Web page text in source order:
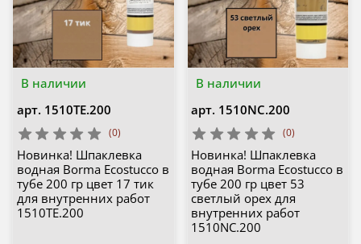
В наличии
арт. 1510TE.200
(0)
Новинка! Шпаклевка
водная Borma Ecostucco в
тубе 200 гр цвет 17 тик
для внутренних работ
1510TE.200
В наличии
арт. 1510NC.200
(0)
Новинка! Шпаклевка
водная Borma Ecostucco в
тубе 200 гр цвет 53
светлый орех для
внутренних работ
1510NC.200